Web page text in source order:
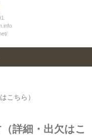
こちら）
詳細・出欠はこ